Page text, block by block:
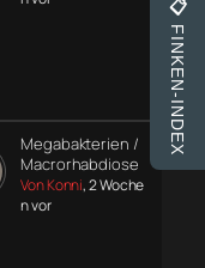
Megabakterien /
Macrorhabdiose
Von Konni, 2 Woche
n vor
📋
FINKEN-INDEX